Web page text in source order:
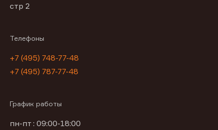
стр 2
Телефоны
+7 (495) 748-77-48
+7 (495) 787-77-48
График работы
пн-пт : 09:00-18:00